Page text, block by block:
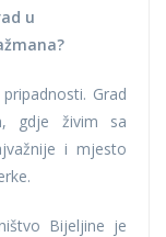
u
Grad
gdje živim sa
i mjesto
Bijeljine je